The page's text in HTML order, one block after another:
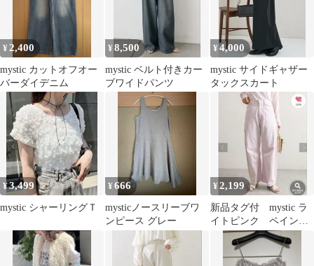
¥2,400
mystic カットオフオー
バーダイデニム
¥8,500
mystic ベルト付きカー
ブワイドパンツ
¥4,000
mystic サイドギャザー
タックスカート
¥3,499
mystic シャーリングＴ
¥666
mysticノースリーブワ
ンピース グレー
¥2,199
新品タグ付 mystic ラ
イトピンク ペインタ
ーカーブパンツ